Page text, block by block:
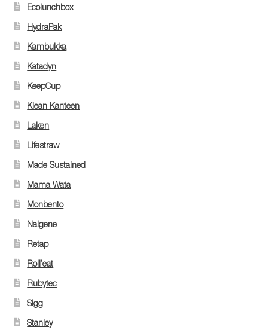
Ecolunchbox
HydraPak
Kambukka
Katadyn
KeepCup
Klean Kanteen
Laken
Lifestraw
Made Sustained
Mama Wata
Monbento
Nalgene
Retap
Roll’eat
Rubytec
Sigg
Stanley